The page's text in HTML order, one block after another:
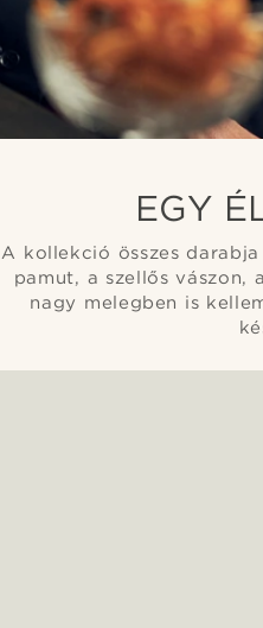
EGY
A kollekció összes
pamut, a szellős vászon,
nagy melegben is